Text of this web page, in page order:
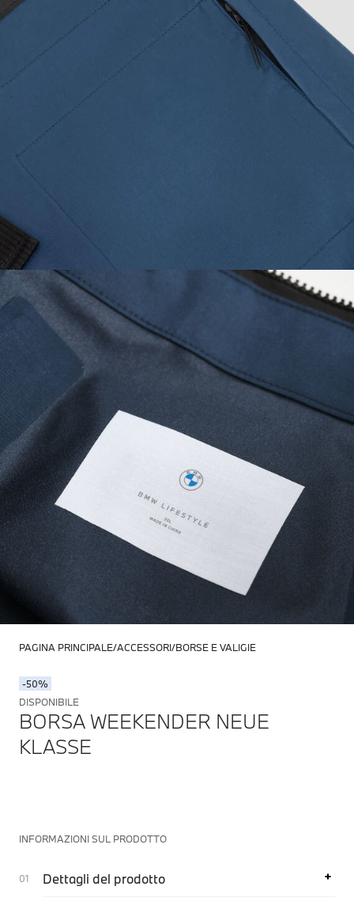
PAGINA PRINCIPALE ACCESSORI BORSE E VALIGIE
-50%
DISPONIBILE
BORSA WEEKENDER NEUE
KLASSE
INFORMAZIONI SUL PRODOTTO
Dettagli del prodotto